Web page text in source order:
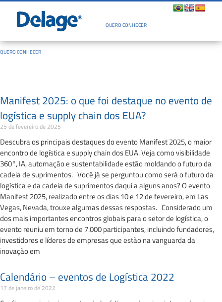
QUERO CONHECER
QUERO CONHECER
Manifest 2025: o que foi destaque no evento de
logística e supply chain dos EUA?
25 de fevereiro de 2025
Descubra os principais destaques do evento Manifest 2025, o maior
encontro de logística e supply chain dos EUA. Veja como visibilidade
360°, IA, automação e sustentabilidade estão moldando o futuro da
cadeia de suprimentos. Você já se perguntou como será o futuro da
logística e da cadeia de suprimentos daqui a alguns anos? O evento
Manifest 2025, realizado entre os dias 10 e 12 de fevereiro, em Las
Vegas, Nevada, trouxe algumas dessas respostas. Considerado um
dos mais importantes encontros globais para o setor de logística, o
evento reuniu em torno de 7.000 participantes, incluindo fundadores,
investidores e líderes de empresas que estão na vanguarda da
inovação em
Calendário – eventos de Logística 2022
17 de janeiro de 2022